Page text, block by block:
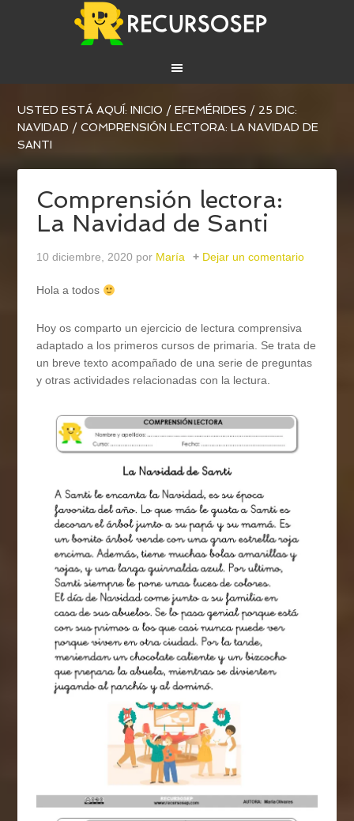
USTED ESTÁ AQUÍ:INICIO / EFEMÉRIDES / 25 DIC:
NAVIDAD / COMPRENSIÓN LECTORA: LA NAVIDAD DE
SANTI
Comprensión lectora:
La Navidad de Santi
10 diciembre, 2020 por María Dejar un comentario
Hola a todos
Hoy os comparto un ejercicio de lectura comprensiva
adaptado a los primeros cursos de primaria. Se trata de
un breve texto acompañado de una serie de preguntas
y otras actividades relacionadas con la lectura.